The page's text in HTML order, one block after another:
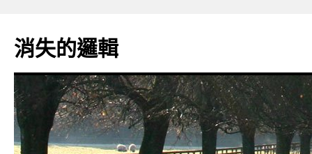
主
要
消失的邏輯